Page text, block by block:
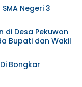
Negeri 3
di Desa Pekuwon
Bongkar